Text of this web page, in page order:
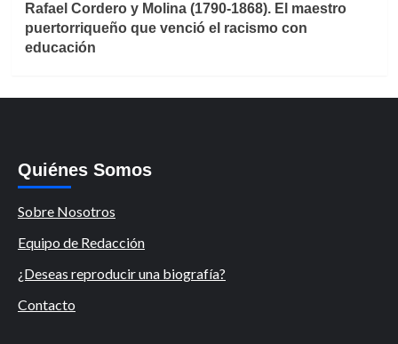
Rafael Cordero y Molina (1790-1868). El maestro
puertorriqueño que venció el racismo con
educación
Quiénes Somos
Sobre Nosotros
Equipo de Redacción
¿Deseas reproducir una biografía?
Contacto